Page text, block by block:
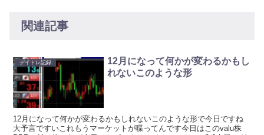
関連記事
デイトレ記録
12月になって何かが変わるかもし
れないこのような形
12月になって何かが変わるかもしれないこのような形で今日ですね
大予言ですいこれもうマーケットが喋ってんです今日はこのvalu株